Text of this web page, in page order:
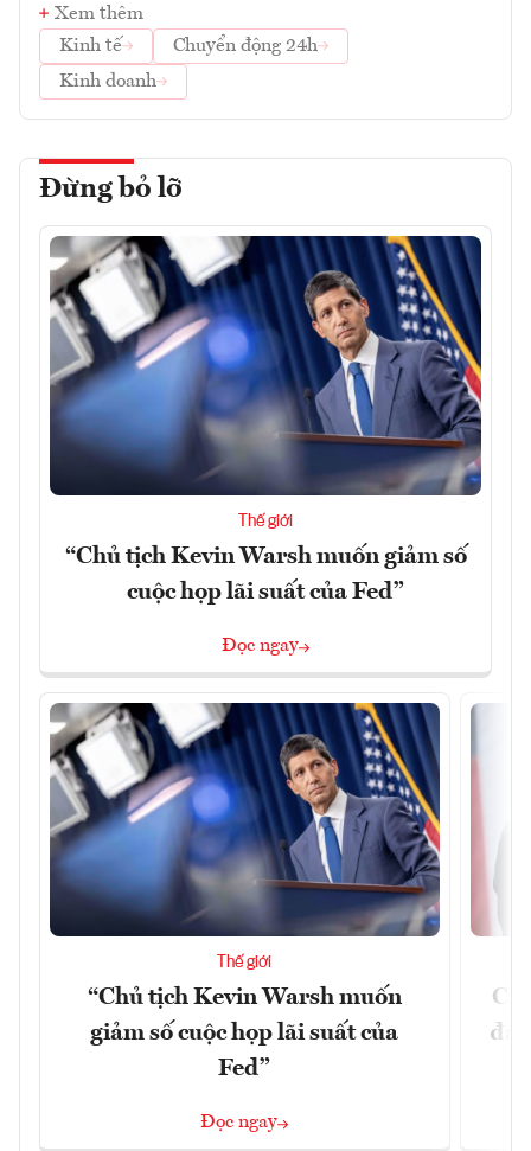
Xem thêm
Kinh tế
Chuyển động 24h
Kinh doanh
Đừng bỏ lỡ
Thế giới
“Chủ tịch Kevin Warsh muốn giảm số
cuộc họp lãi suất của Fed”
Đọc ngay
Thế giới
“Chủ tịch Kevin Warsh muốn
giảm số cuộc họp lãi suất của
Fed”
Đọc ngay
đã